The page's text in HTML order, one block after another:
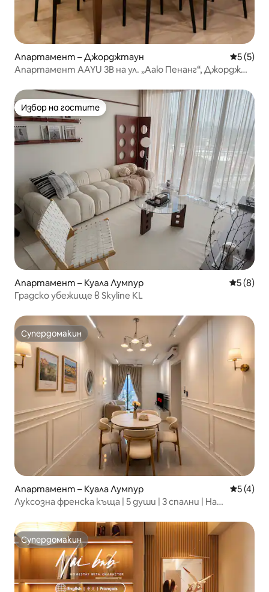
Апартамент – Джорджтаун Средна
5 (5)
Апартамент AAYU 3B на ул. „Ааю Пенанг“, Джордж
Избор на гостите
Избор на гостите
Апартамент – Куала Лумпур Средна
5 (8)
Градско убежище в Skyline KL
Супердомакин
Супердомакин
Апартамент – Куала Лумпур Средна
5 (4)
Луксозна френска къща | 5 души | 3 спални | На
Супердомакин
Супердомакин